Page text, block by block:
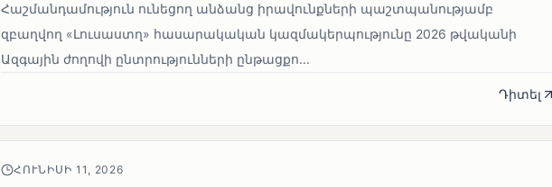
Հաշմանդամություն ունեցող անձանց իրավունքների պաշտպանությամբ
զբաղվող «Լուսաստղ» հասարակական կազմակերպությունը 2026 թվականի
Ազգային ժողովի ընտրությունների ընթացքո...
Դիտել
ՀՈՒՆԻՍԻ 11, 2026